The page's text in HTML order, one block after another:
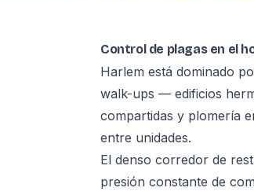
Control de plagas en el
Harlem está dominado
walk-ups — edificios
compartidas y plomería
entre unidades.
El denso corredor de
presión constante de